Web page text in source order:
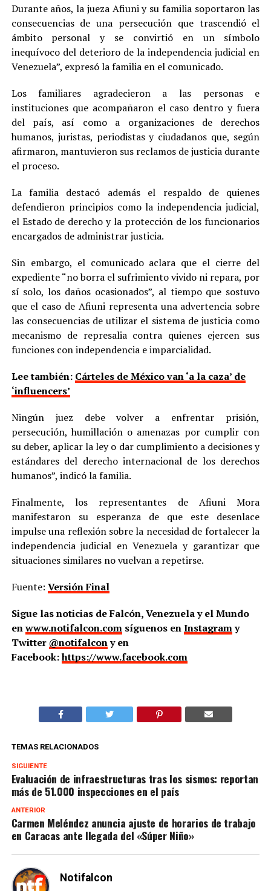
Durante años, la jueza Afiuni y su familia soportaron las
consecuencias de una persecución que trascendió el
ámbito personal y se convirtió en un símbolo
inequívoco del deterioro de la independencia judicial en
Venezuela”, expresó la familia en el comunicado.
Los familiares agradecieron a las personas e
instituciones que acompañaron el caso dentro y fuera
del país, así como a organizaciones de derechos
humanos, juristas, periodistas y ciudadanos que, según
afirmaron, mantuvieron sus reclamos de justicia durante
el proceso.
La familia destacó además el respaldo de quienes
defendieron principios como la independencia judicial,
el Estado de derecho y la protección de los funcionarios
encargados de administrar justicia.
Sin embargo, el comunicado aclara que el cierre del
expediente “no borra el sufrimiento vivido ni repara, por
sí solo, los daños ocasionados”, al tiempo que sostuvo
que el caso de Afiuni representa una advertencia sobre
las consecuencias de utilizar el sistema de justicia como
mecanismo de represalia contra quienes ejercen sus
funciones con independencia e imparcialidad.
Lee también: Cárteles de México van ‘a la caza’ de
‘influencers’
Ningún juez debe volver a enfrentar prisión,
persecución, humillación o amenazas por cumplir con
su deber, aplicar la ley o dar cumplimiento a decisiones y
estándares del derecho internacional de los derechos
humanos”, indicó la familia.
Finalmente, los representantes de Afiuni Mora
manifestaron su esperanza de que este desenlace
impulse una reflexión sobre la necesidad de fortalecer la
independencia judicial en Venezuela y garantizar que
situaciones similares no vuelvan a repetirse.
Fuente: Versión Final
Sigue las noticias de Falcón, Venezuela y el Mundo
enwww.notifalcon.comsíguenos enInstagramy
Twitter @notifalcony en
Facebook:https://www.facebook.com
TEMAS RELACIONADOS
SIGUIENTE
Evaluación de infraestructuras tras los sismos: reportan
más de 51.000 inspecciones en el país
ANTERIOR
Carmen Meléndez anuncia ajuste de horarios de trabajo
en Caracas ante llegada del «Súper Niño»
Notifalcon